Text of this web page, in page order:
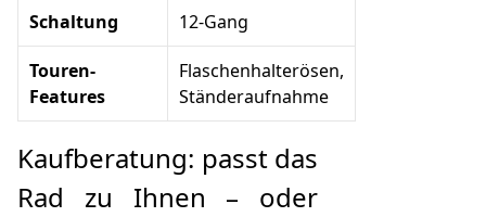
Schaltung 12‑Gang
Touren-
Features
Flaschenhalterösen,
Ständeraufnahme
Kaufberatung: passt das
Rad zu Ihnen – oder